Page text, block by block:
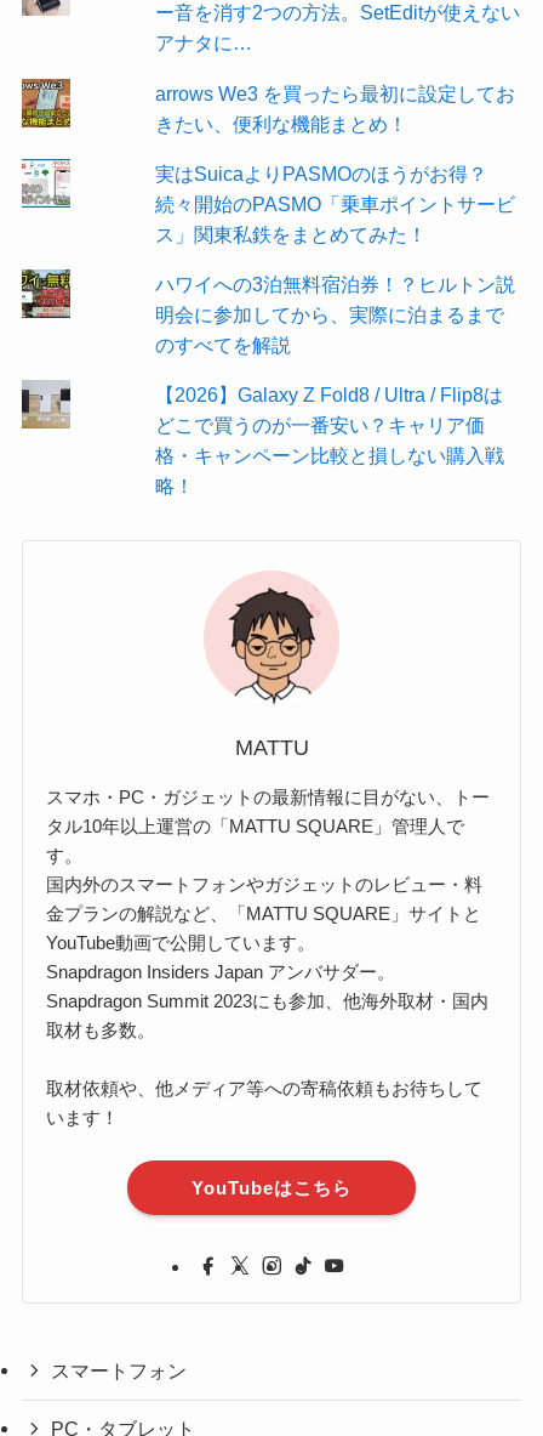
ー音を消す2つの方法。SetEditが使えない
アナタに…
arrows We3 を買ったら最初に設定してお
きたい、便利な機能まとめ！
実はSuicaよりPASMOのほうがお得？
続々開始のPASMO「乗車ポイントサービ
ス」関東私鉄をまとめてみた！
ハワイへの3泊無料宿泊券！？ヒルトン説
明会に参加してから、実際に泊まるまで
のすべてを解説
【2026】Galaxy Z Fold8 / Ultra / Flip8は
どこで買うのが一番安い？キャリア価
格・キャンペーン比較と損しない購入戦
略！
MATTU
スマホ・PC・ガジェットの最新情報に目がない、トー
タル10年以上運営の「MATTU SQUARE」管理人で
す。
国内外のスマートフォンやガジェットのレビュー・料
金プランの解説など、「MATTU SQUARE」サイトと
YouTube動画で公開しています。
Snapdragon Insiders Japan アンバサダー。
Snapdragon Summit 2023にも参加、他海外取材・国内
取材も多数。
取材依頼や、他メディア等への寄稿依頼もお待ちして
います！
YouTubeはこちら
スマートフォン
PC・タブレット